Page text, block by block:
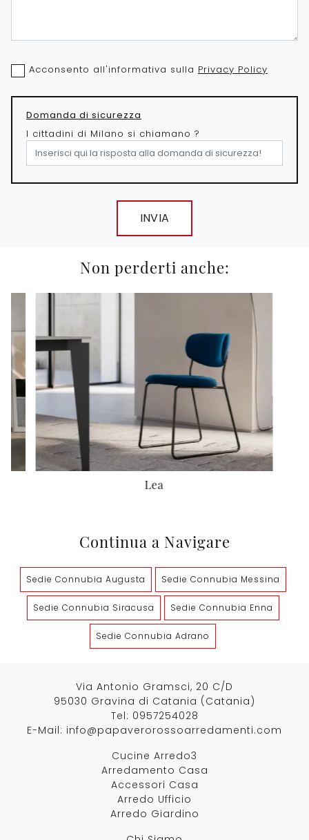
Acconsento all'informativa sulla Privacy Policy
Domanda di sicurezza
I cittadini di Milano si chiamano ?
INVIA
Non perderti anche:
Lea
Continua a Navigare
Sedie Connubia Augusta Sedie Connubia Messina
Sedie Connubia Siracusa Sedie Connubia Enna
Sedie Connubia Adrano
Via Antonio Gramsci, 20 C/D
95030 Gravina di Catania (Catania)
Tel: 0957254028
E-Mail: info@papaverorossoarredamenti.com
Cucine Arredo3
Arredamento Casa
Accessori Casa
Arredo Ufficio
Arredo Giardino